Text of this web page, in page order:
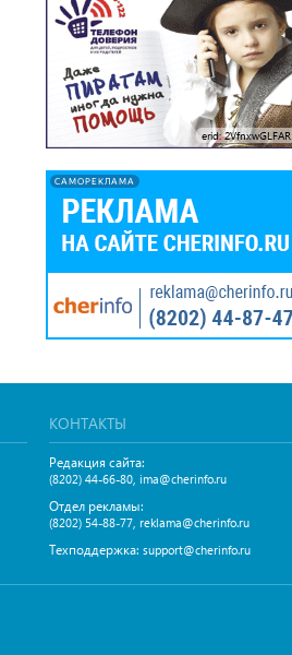
erid: 2VfnxwGLFAR
САМОРЕКЛАМА
КОНТАКТЫ
Редакция сайта:
(8202) 44-66-80, ima@cherinfo.ru
Отдел рекламы:
(8202) 54-88-77, reklama@cherinfo.ru
Техподдержка: support@cherinfo.ru